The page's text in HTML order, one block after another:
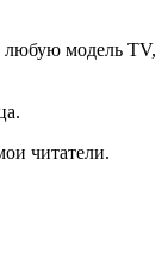
любую модель TV,
читатели.